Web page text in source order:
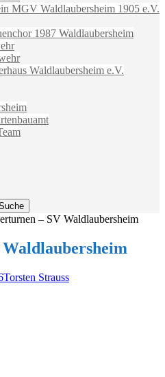
MGV Waldlaubersheim 1905 e.V.
1987 Waldlaubersheim
Waldlaubersheim e.V.
– SV Waldlaubersheim
Autor
Torsten Strauss